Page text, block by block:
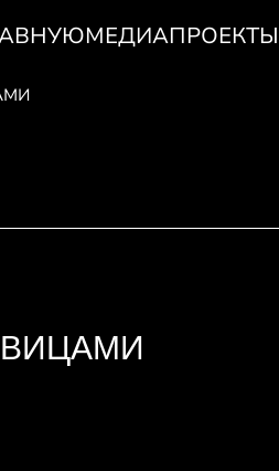
МЕДИАПРОЕКТЫ